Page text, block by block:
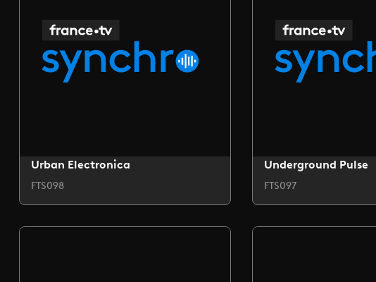
Urban Electronica
FTS098
Underground Pulse
FTS097